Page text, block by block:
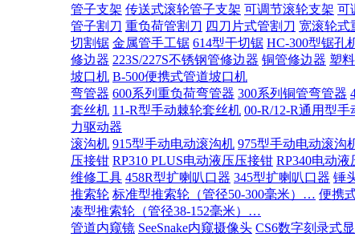
管子支架 传送式滚轮管子支架 可调节滚轮支架 可
管子割刀 重负荷管割刀 四刀片式管割刀 宽滚轮式
切割锯 金属管手工锯 614型干切锯 HC-300型锯孔
修边器 223S/227S不锈钢管修边器 铜管修边器 塑
坡口机 B-500便携式管道坡口机
弯管器 600系列重负荷弯管器 300系列铜管弯管器
套丝机 11-R型手动棘轮套丝机 00-R/12-R通用型
力驱动器
滚沟机 915型手动电动滚沟机 975型手动电动滚沟
压接钳 RP310 PLUS电动液压压接钳 RP340电动液
维修工具 458R型扩喇叭口器 345型扩喇叭口器 锤
推索轮 标准型推索轮（管径50-300毫米）… 便携
凑型推索轮（管径38-152毫米）…
管道内窥镜 SeeSnake内窥摄像头 CS6数字刻录式